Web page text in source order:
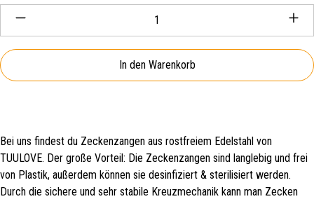
Produkt Anzahl: Gib den gewünschten Wert ein oder
In den Warenkorb
Bei uns findest du Zeckenzangen aus rostfreiem Edelstahl von
TUULOVE. Der große Vorteil: Die Zeckenzangen sind langlebig und frei
von Plastik, außerdem können sie desinfiziert & sterilisiert werden.
Durch die sichere und sehr stabile Kreuzmechanik kann man Zecken